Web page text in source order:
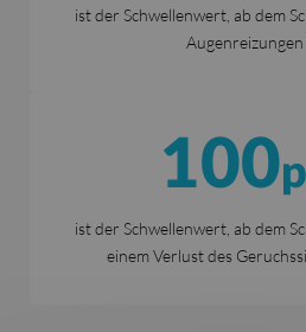
ist der Schwellenwert, ab dem
100
ist der Schwellenwert, ab dem
einem Verlust des